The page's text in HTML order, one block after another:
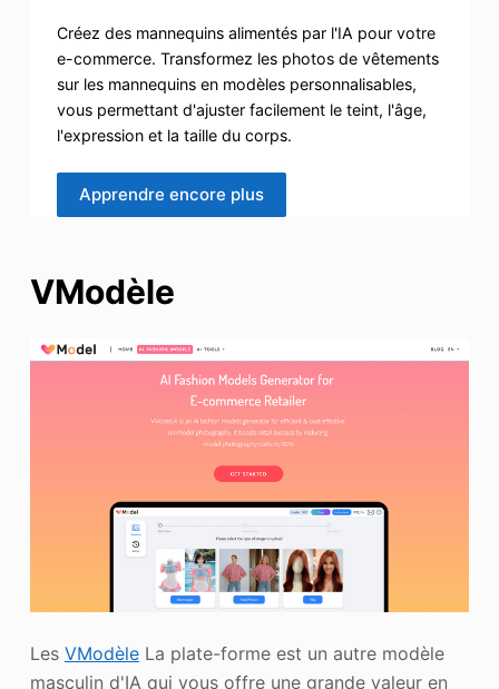
Créez des mannequins alimentés par l'IA pour votre
e-commerce. Transformez les photos de vêtements
sur les mannequins en modèles personnalisables,
vous permettant d'ajuster facilement le teint, l'âge,
l'expression et la taille du corps.
Apprendre encore plus
VModèle
Les VModèleLa plate-forme est un autre modèle
masculin d'IA qui vous offre une grande valeur en